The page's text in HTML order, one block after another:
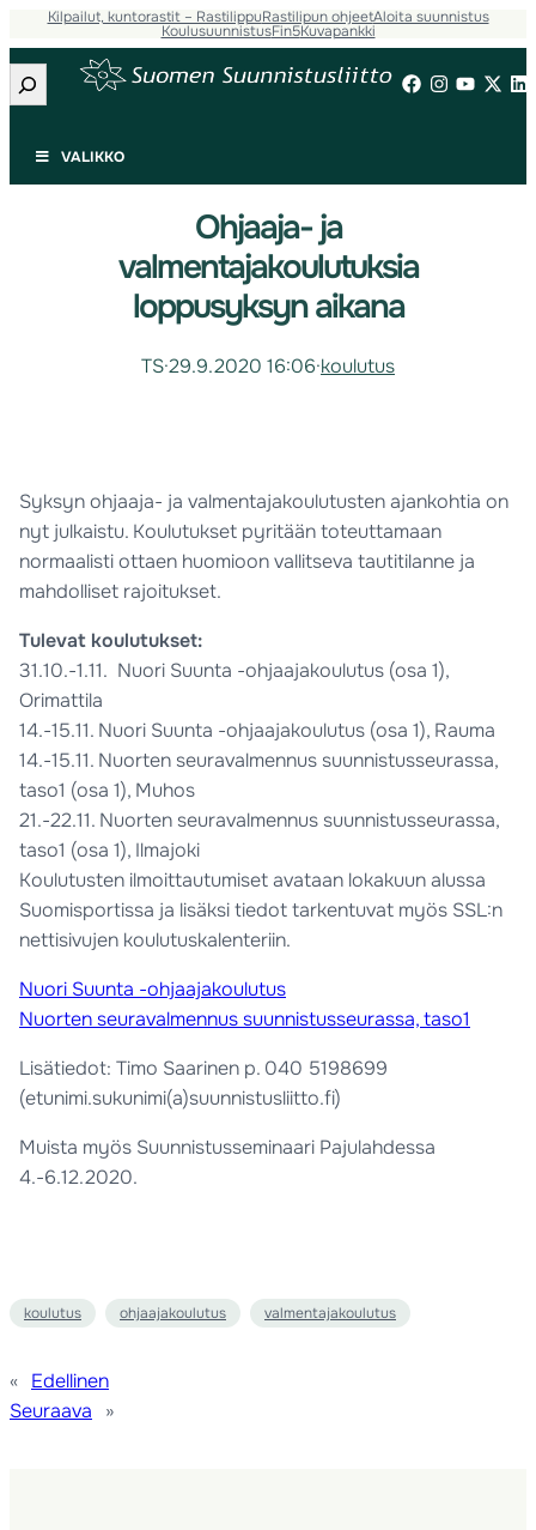
Kilpailut, kuntorastit – RastilippuRastilipun ohjeetAloita suunnistus
KoulusuunnistusFin5Kuvapankki
Etsi
VALIKKO
Ohjaaja- ja
valmentajakoulutuksia
loppusyksyn aikana
TS·29.9.2020 16:06·koulutus
Syksyn ohjaaja- ja valmentajakoulutusten ajankohtia on
nyt julkaistu. Koulutukset pyritään toteuttamaan
normaalisti ottaen huomioon vallitseva tautitilanne ja
mahdolliset rajoitukset.
Tulevat koulutukset:
31.10.-1.11. Nuori Suunta -ohjaajakoulutus (osa 1),
Orimattila
14.-15.11. Nuori Suunta -ohjaajakoulutus (osa 1), Rauma
14.-15.11. Nuorten seuravalmennus suunnistusseurassa,
taso1 (osa 1), Muhos
21.-22.11. Nuorten seuravalmennus suunnistusseurassa,
taso1 (osa 1), Ilmajoki
Koulutusten ilmoittautumiset avataan lokakuun alussa
Suomisportissa ja lisäksi tiedot tarkentuvat myös SSL:n
nettisivujen koulutuskalenteriin.
Nuori Suunta -ohjaajakoulutus
Nuorten seuravalmennus suunnistusseurassa, taso1
Lisätiedot: Timo Saarinen p. 040 5198699
(etunimi.sukunimi(a)suunnistusliitto.fi)
Muista myös Suunnistusseminaari Pajulahdessa
4.-6.12.2020.
koulutus ohjaajakoulutus valmentajakoulutus
« Edellinen
Seuraava
»